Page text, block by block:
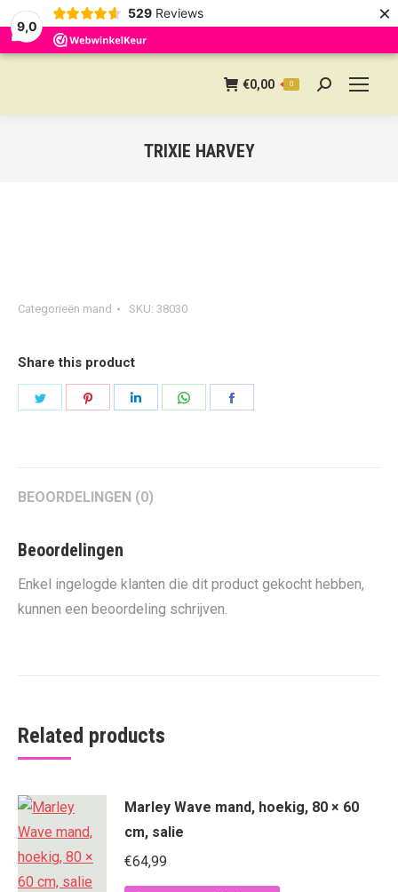
9,0
529 Reviews ×
€0,00 0 Search:
TRIXIE HARVEY
Categorieën mand SKU: 38030
Share this product
BEOORDELINGEN (0)
Beoordelingen
Enkel ingelogde klanten die dit product gekocht hebben,
kunnen een beoordeling schrijven.
Related products
Marley Wave mand, hoekig, 80 × 60
cm, salie
€64,99